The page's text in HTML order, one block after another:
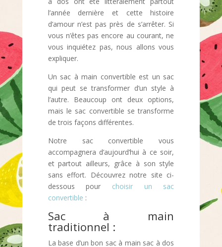
l’année dernière et cette histoire
d’amour n’est pas près de s’arrêter. Si
vous n’êtes pas encore au courant, ne
vous inquiétez pas, nous allons vous
expliquer.
Un sac à main convertible est un sac
qui peut se transformer d’un style à
l’autre. Beaucoup ont deux options,
mais le sac convertible se transforme
de trois façons différentes.
Notre sac convertible vous
accompagnera d’aujourd’hui à ce soir,
et partout ailleurs, grâce à son style
sans effort. Découvrez notre site ci-
dessous pour choisir un sac
convertible :
Sac à main
traditionnel :
La base d’un bon sac à main sac à dos